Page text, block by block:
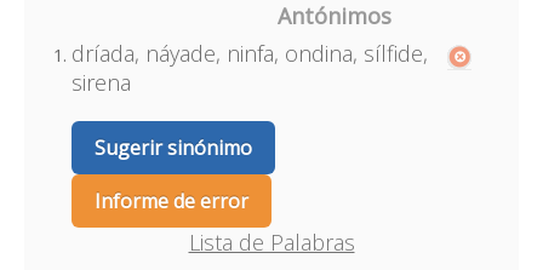
Antónimos
dríada, náyade, ninfa, ondina, sílfide,
sirena
Sugerir sinónimo
Informe de error
Lista de Palabras